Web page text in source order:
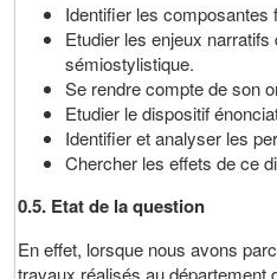
Identifier les composantes
Etudier les enjeux narratifs
sémiostylistique.
Se rendre compte de son
Etudier le dispositif
Identifier et analyser les
Chercher les effets de ce
0.5. Etat de la question
En effet, lorsque nous avons
travaux réalisés au département